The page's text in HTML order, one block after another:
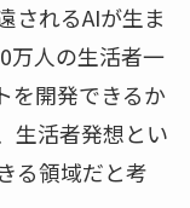
されるAIが生ま
万人の生活者一
を開発できるか
生活者発想とい
る領域だと考